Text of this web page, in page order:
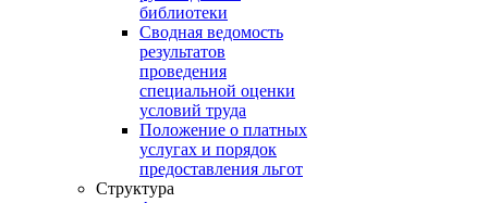
библиотеки
Сводная ведомость
результатов
проведения
специальной оценки
условий труда
Положение о платных
услугах и порядок
предоставления льгот
Структура